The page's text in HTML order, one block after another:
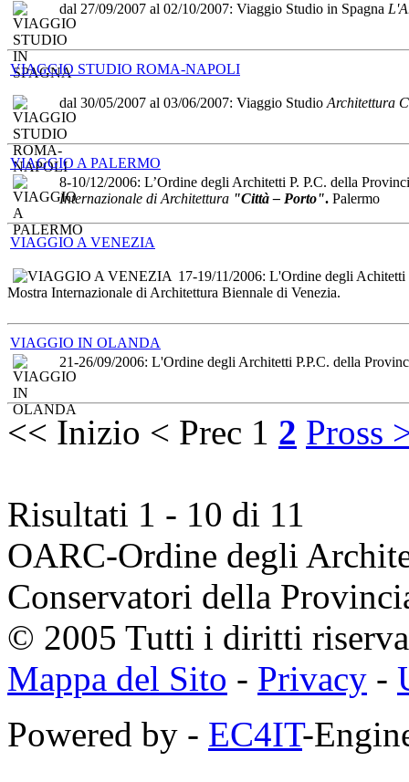
dal 27/09/2007 al 02/10/2007: Viaggio Studio in Spagna
VIAGGIO STUDIO ROMA-NAPOLI
dal 30/05/2007 al 03/06/2007: Viaggio Studio Architettura
VIAGGIO A PALERMO
8-10/12/2006: L’Ordine degli Architetti P. P.C. della
Internazionale di Architettura "Città – Porto". Palermo
VIAGGIO A VENEZIA
17-19/11/2006: L'Ordine degli
Mostra Internazionale di Architettura Biennale di Venezia.
VIAGGIO IN OLANDA
21-26/09/2006: L'Ordine degli Architetti P.P.C. della
<< Inizio < Prec 1 2 Pross
Risultati 1 - 10 di 11
OARC-Ordine degli
Conservatori della
© 2005 Tutti i diritti
Mappa del Sito - Privacy -
Powered by - EC4IT-